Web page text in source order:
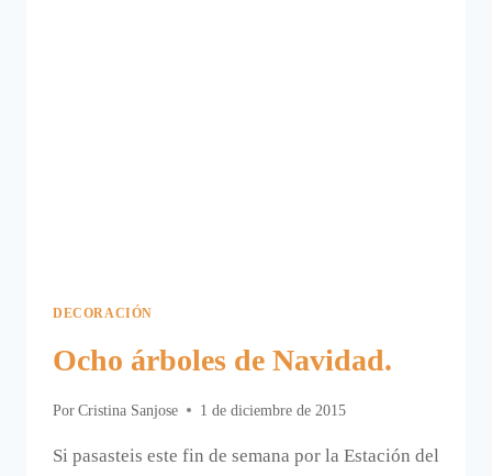
DECORACIÓN
Ocho árboles de Navidad.
Por Cristina Sanjose 1 de diciembre de 2015
Si pasasteis este fin de semana por la Estación del